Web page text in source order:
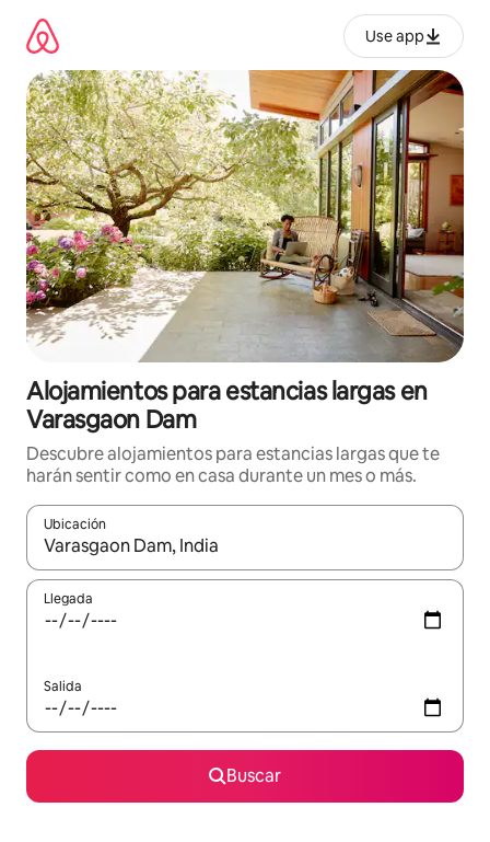
contenido
Use app
Alojamientos para estancias largas en
Varasgaon Dam
Descubre alojamientos para estancias largas que te
harán sentir como en casa durante un mes o más.
Ubicación
Cuando los resultados estén disponibles, podrás navegar
Llegada
Salida
Buscar